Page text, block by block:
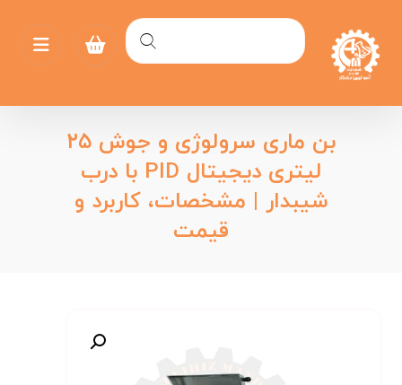
بن ماری سرولوژی و جوش ۲۵
لیتری دیجیتال PID با درب
شیبدار | مشخصات، کاربرد و
قیمت